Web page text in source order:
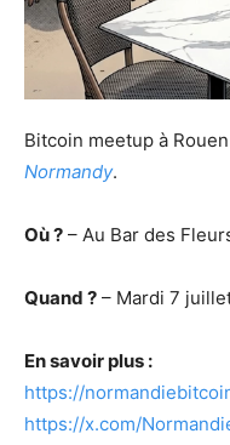
Bitcoin meetup à
Normandy.
Où ? – Au Bar des
Quand ? – Mardi 7
En savoir plus :
https://
https://x.com/